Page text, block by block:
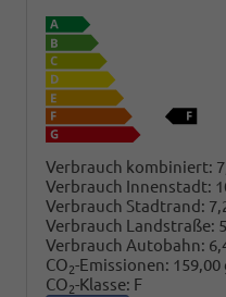
Verbrauch kombiniert:
Verbrauch Innenstadt:
Verbrauch Stadtrand:
Verbrauch Landstraße:
Verbrauch Autobahn:
CO2-Emissionen:
CO2-Klasse: F